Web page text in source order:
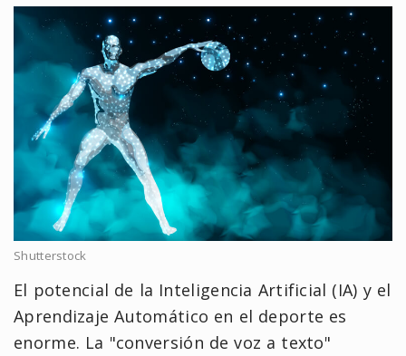
Shutterstock
El potencial de la Inteligencia Artificial (IA) y el
Aprendizaje Automático en el deporte es
enorme. La "conversión de voz a texto"